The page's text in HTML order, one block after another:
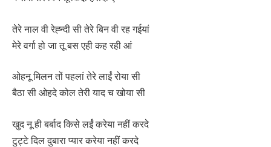
तेरे नाल वी रेह्न्दी सी तेरे बिन वी रह गईयां
मेरे वर्गा हो जा तू बस एही कह रही आं
ओहनू मिलन तों पहलां तेरे लाईं रोया सी
बैठा सी ओहदे कोल तेरी याद च खोया सी
खुद नू ही बर्बाद किसे लईं करेया नहीं करदे
टुट्टे दिल दुबारा प्यार करेया नहीं करदे